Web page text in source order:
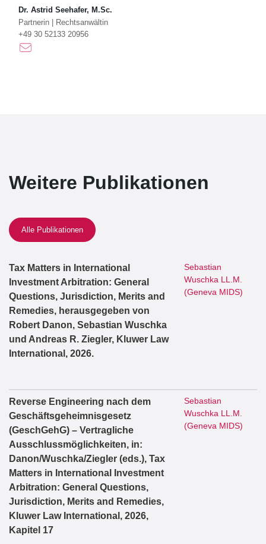
Dr. Astrid Seehafer, M.Sc.
Partnerin
Rechtsanwältin
+49 30 52133 20956
Weitere Publikationen
Alle Publikationen
Tax Matters in International
Investment Arbitration: General
Questions, Jurisdiction, Merits and
Remedies, herausgegeben von
Robert Danon, Sebastian Wuschka
und Andreas R. Ziegler, Kluwer Law
International, 2026.
Sebastian
Wuschka LL.M.
(Geneva MIDS)
Reverse Engineering nach dem
Geschäftsgeheimnisgesetz
(GeschGehG) – Vertragliche
Ausschlussmöglichkeiten, in:
Danon/Wuschka/Ziegler (eds.), Tax
Matters in International Investment
Arbitration: General Questions,
Jurisdiction, Merits and Remedies,
Kluwer Law International, 2026,
Kapitel 17
Sebastian
Wuschka LL.M.
(Geneva MIDS)